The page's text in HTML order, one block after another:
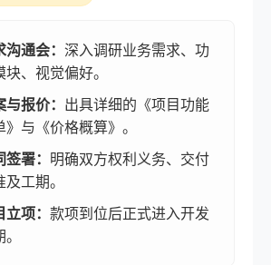
沟通会： 深入调研业务需求、功
块、视觉偏好。
与报价： 出具详细的《项目功能
》与《价格概算》。
签署： 明确双方权利义务、交付
及工期。
立项： 款项到位后正式进入开发